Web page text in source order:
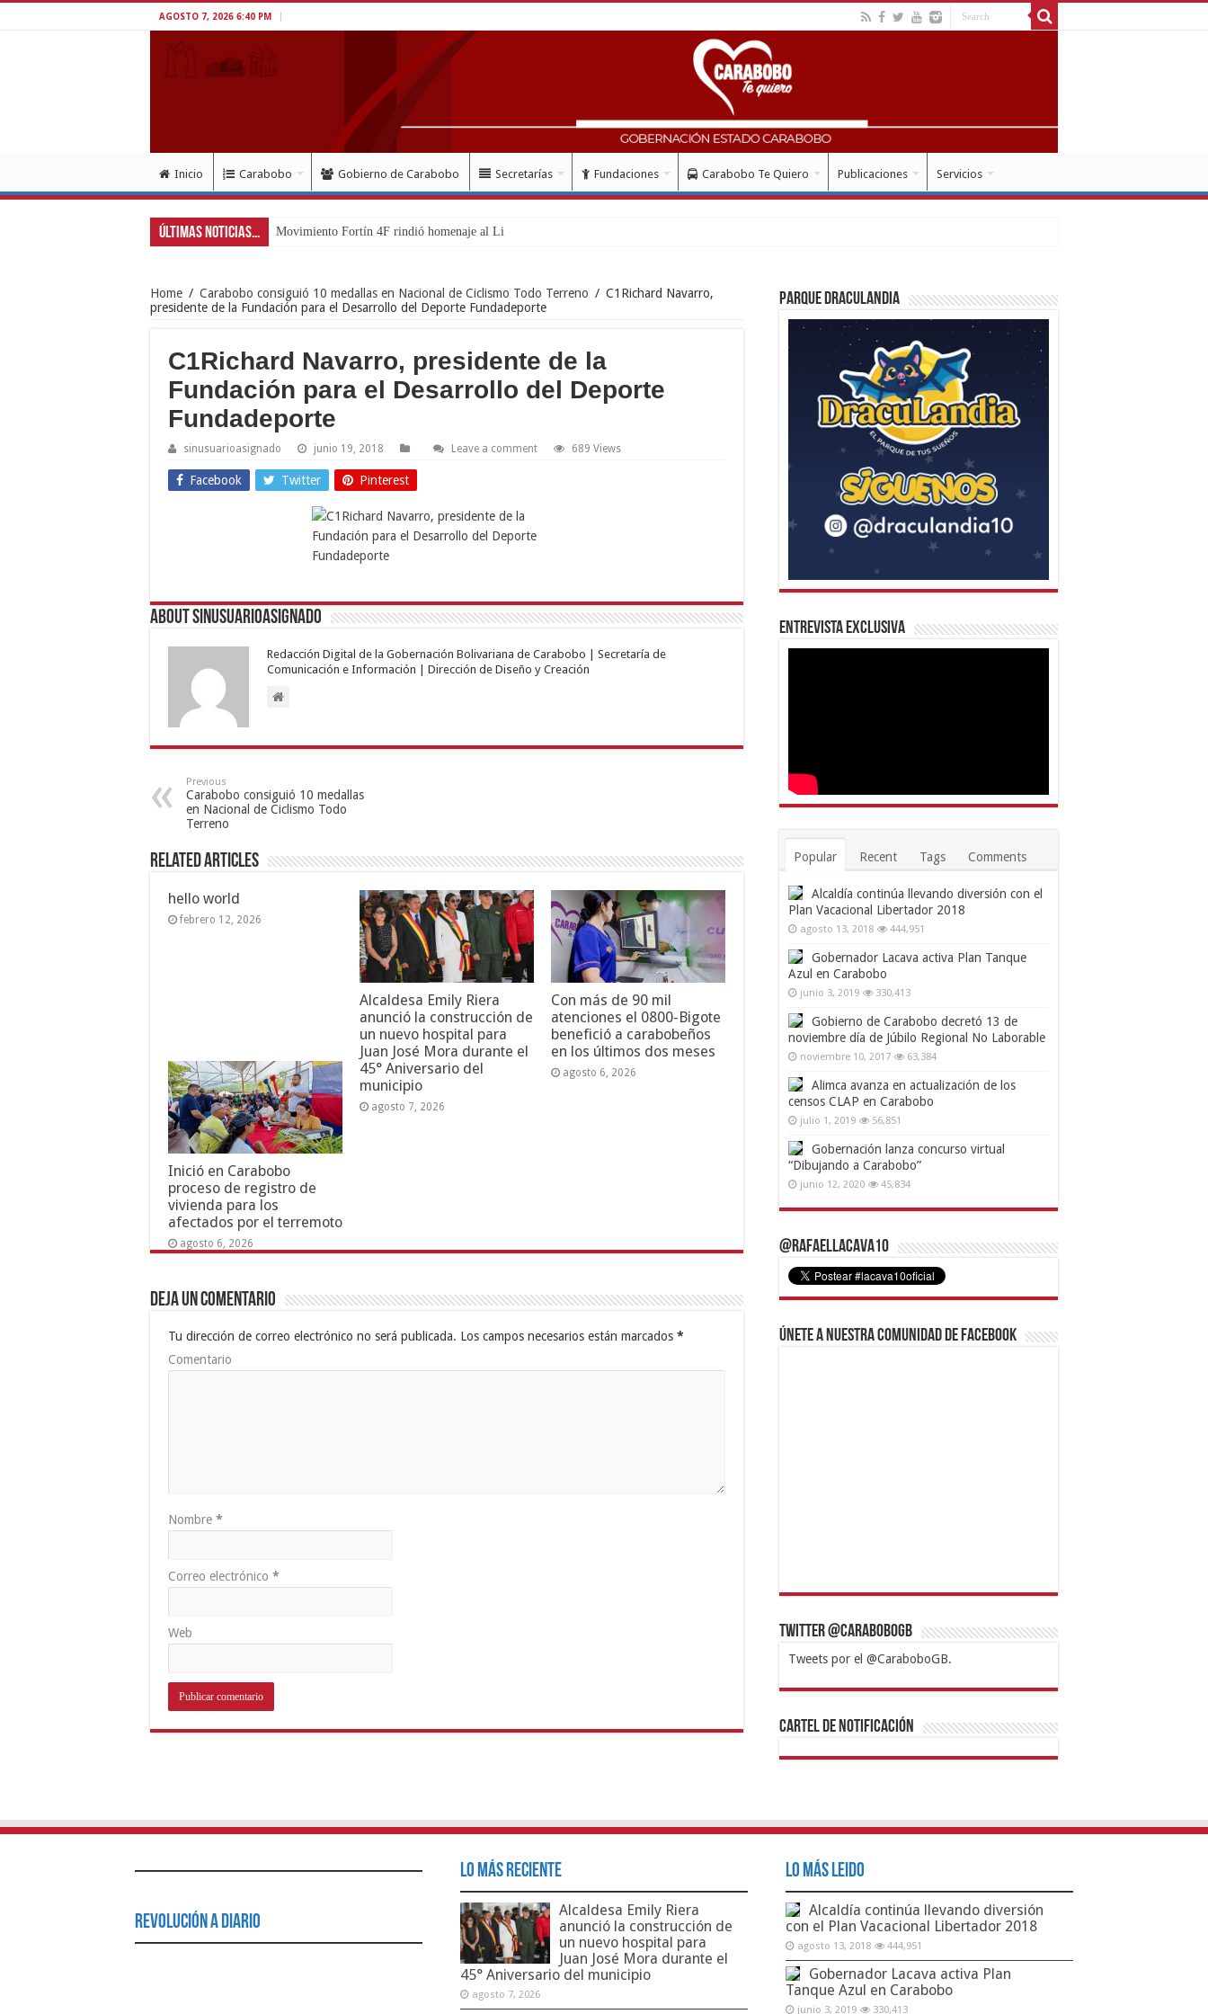
AGOSTO 7, 2026 6:40 PM
Inicio Carabobo Gobierno de Carabobo Secretarías Fundaciones Carabobo Te Quiero Publicaciones Servicios
Últimas Noticias... Movimiento Fortín 4F rindió homenaje al Libertador Simón B
Home / Carabobo consiguió 10 medallas en Nacional de Ciclismo Todo Terreno / C1Richard Navarro,
presidente de la Fundación para el Desarrollo del Deporte Fundadeporte
C1Richard Navarro, presidente de la
Fundación para el Desarrollo del Deporte
Fundadeporte
sinusuarioasignado junio 19, 2018 Leave a comment 689 Views
Facebook Twitter Pinterest
About sinusuarioasignado
Redacción Digital de la Gobernación Bolivariana de Carabobo | Secretaría de
Comunicación e Información | Dirección de Diseño y Creación
Previous
Carabobo consiguió 10 medallas
en Nacional de Ciclismo Todo
Terreno
Related Articles
hello world
febrero 12, 2026
Alcaldesa Emily Riera
anunció la construcción de
un nuevo hospital para
Juan José Mora durante el
45° Aniversario del
municipio
agosto 7, 2026
Con más de 90 mil
atenciones el 0800-Bigote
benefició a carabobeños
en los últimos dos meses
agosto 6, 2026
Inició en Carabobo
proceso de registro de
vivienda para los
afectados por el terremoto
agosto 6, 2026
Deja un comentario
Tu dirección de correo electrónico no será publicada. Los campos necesarios están marcados *
Comentario
Nombre *
Correo electrónico *
Web
Parque Draculandia
Entrevista Exclusiva
Popular Recent Tags Comments
Alcaldía continúa llevando diversión con el
Plan Vacacional Libertador 2018
agosto 13, 2018 444,951
Gobernador Lacava activa Plan Tanque
Azul en Carabobo
junio 3, 2019 330,413
Gobierno de Carabobo decretó 13 de
noviembre día de Júbilo Regional No Laborable
noviembre 10, 2017 63,384
Alimca avanza en actualización de los
censos CLAP en Carabobo
julio 1, 2019 56,851
Gobernación lanza concurso virtual
“Dibujando a Carabobo”
junio 12, 2020 45,834
@RafaelLacava10
Únete a nuestra comunidad de Facebook
Twitter @CaraboboGB
Tweets por el @CaraboboGB.
1xbetBetturkeyBetistKralbetSupertotobetTipobet
https://mvbcasino.com/
Cartel de Notificación
Revolución a Diario
Lo Más Reciente
Alcaldesa Emily Riera
anunció la construcción de
un nuevo hospital para
Juan José Mora durante el
45° Aniversario del municipio
agosto 7, 2026
Lo Más Leido
Alcaldía continúa llevando diversión
con el Plan Vacacional Libertador 2018
agosto 13, 2018 444,951
Gobernador Lacava activa Plan
Tanque Azul en Carabobo
junio 3, 2019 330,413